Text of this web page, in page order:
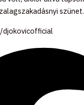
szünet.